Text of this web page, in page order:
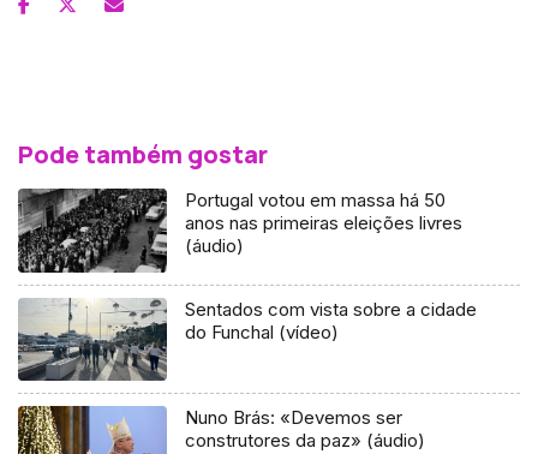
Pode também gostar
Portugal votou em massa há 50
anos nas primeiras eleições livres
(áudio)
Sentados com vista sobre a cidade
do Funchal (vídeo)
Nuno Brás: «Devemos ser
construtores da paz» (áudio)